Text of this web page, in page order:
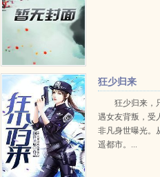
狂少归来
狂少归来，
遇女友背叛，受
非凡身世曝光。
遥都市。...